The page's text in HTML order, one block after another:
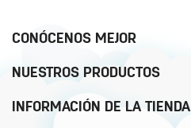
CONÓCENOS MEJOR
NUESTROS PRODUCTOS
INFORMACIÓN DE LA TIENDA